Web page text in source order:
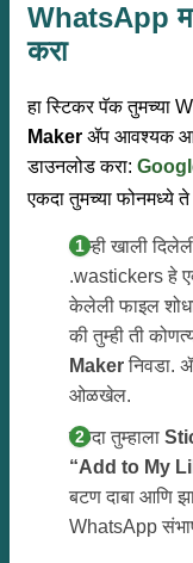
WhatsApp
करा
हा स्टिकर पॅक तुमच्या
Maker ॲप आवश्यक
डाउनलोड करा:
एकदा तुमच्या फोनमध्ये
आम्ही खाली
.wastickers हे
केलेली फाइल
की तुम्ही ती
Makerनिवडा.
ओळखेल.
एकदा तुम्हाला
“Add to My
बटण दाबा आणि
WhatsApp